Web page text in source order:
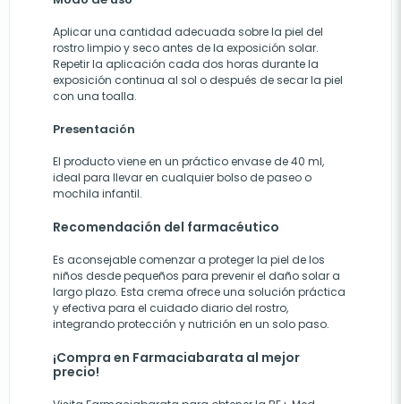
Aplicar una cantidad adecuada sobre la piel del
rostro limpio y seco antes de la exposición solar.
Repetir la aplicación cada dos horas durante la
exposición continua al sol o después de secar la piel
con una toalla.
Presentación
El producto viene en un práctico envase de 40 ml,
ideal para llevar en cualquier bolso de paseo o
mochila infantil.
Recomendación del farmacéutico
Es aconsejable comenzar a proteger la piel de los
niños desde pequeños para prevenir el daño solar a
largo plazo. Esta crema ofrece una solución práctica
y efectiva para el cuidado diario del rostro,
integrando protección y nutrición en un solo paso.
¡Compra en Farmaciabarata al mejor
precio!